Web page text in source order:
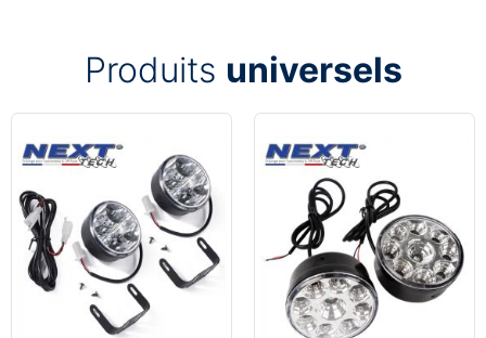
Produits universels